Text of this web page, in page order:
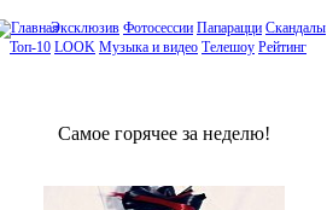
Эксклюзив Фотосессии Папарацци Скандалы
Топ-10 LOOK Музыка и видео Телешоу Рейтинг
Сaмое гoрячее за неделю!